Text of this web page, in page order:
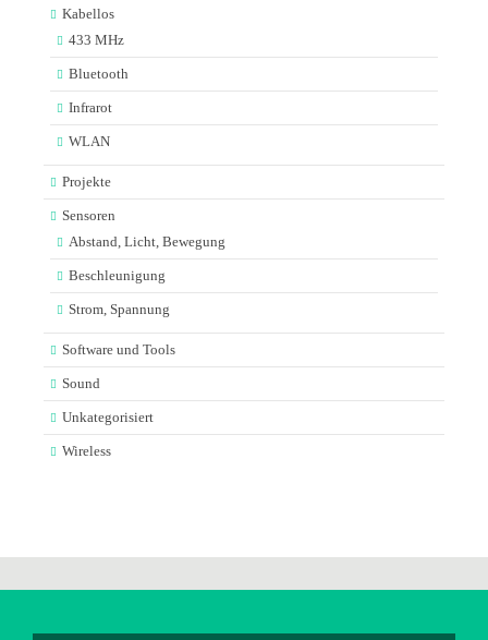
Kabellos
433 MHz
Bluetooth
Infrarot
WLAN
Projekte
Sensoren
Abstand, Licht, Bewegung
Beschleunigung
Strom, Spannung
Software und Tools
Sound
Unkategorisiert
Wireless